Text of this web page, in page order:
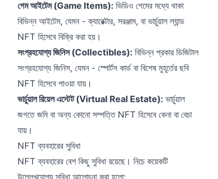
গেম আইটেম (Game Items): ভিডিও গেমের মধ্যে থাকা
বিভিন্ন আইটেম, যেমন - ক্যারেক্টার, সরঞ্জাম, বা ভার্চুয়াল ল্যান্ড
NFT হিসেবে বিক্রি করা হয়।
সংগ্রহযোগ্য জিনিস (Collectibles): বিভিন্ন প্রকার ডিজিটাল
সংগ্রহযোগ্য জিনিস, যেমন - স্পোর্টস কার্ড বা বিশেষ মুহূর্তের ছবি
NFT হিসেবে পাওয়া যায়।
ভার্চুয়াল রিয়েল এস্টেট (Virtual Real Estate): ভার্চুয়াল
জগতে জমি বা অন্য কোনো সম্পত্তি NFT হিসেবে কেনা বা বেচা
যায়।
NFT ব্যবহারের সুবিধা
NFT ব্যবহারের বেশ কিছু সুবিধা রয়েছে। নিচে কয়েকটি
উল্লেখযোগ্য সুবিধা আলোচনা করা হলো: